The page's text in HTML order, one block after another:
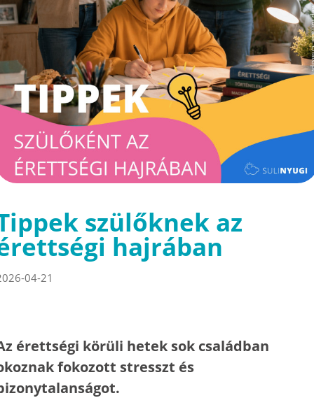
szülőknek az
hajrában
04-21
érettségi körüli hetek sok családban
fokozott stresszt és